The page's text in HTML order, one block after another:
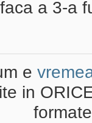
a 3-a
e
in